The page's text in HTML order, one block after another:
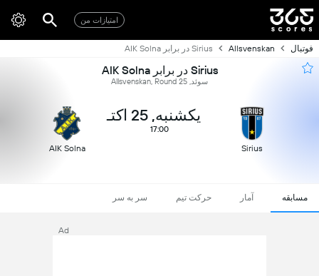
امتیازات من
فوتبال Allsvenskan Sirius در برابر AIK Solna
Sirius در برابر AIK Solna
سوئد, Allsvenskan, Round 25
Sirius
یکشنبه, 25 اکتـ
17:00
AIK Solna
مسابقه آمار حرکت تیم سر به سر
Ad